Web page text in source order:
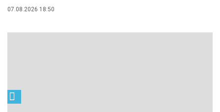
07.08.2026 18:50